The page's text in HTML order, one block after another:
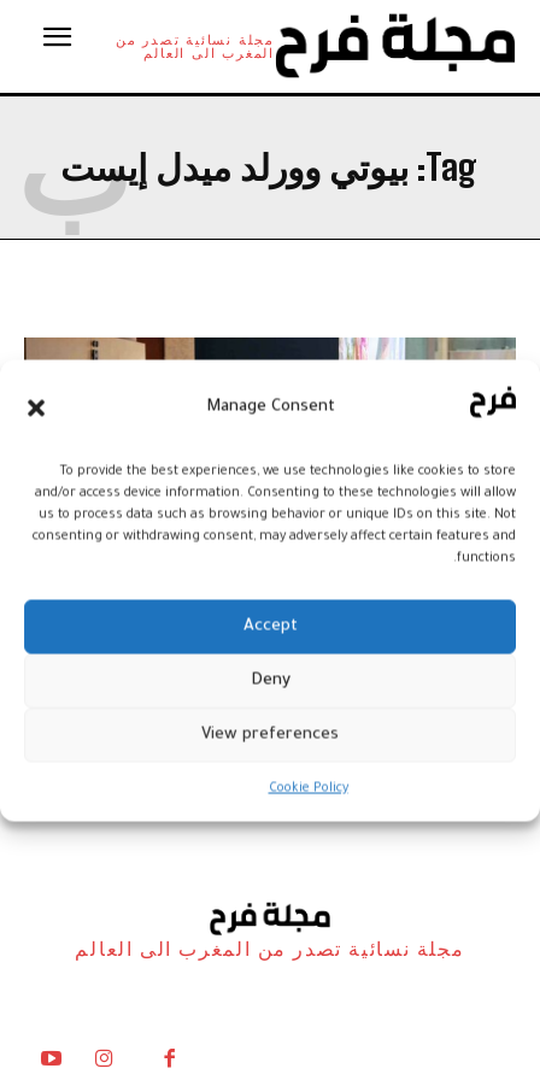
Manage Consent
To provide the best experiences, we use technologies like cookies to store
and/or access device information. Consenting to these technologies will allow
us to process data such as browsing behavior or unique IDs on this site. Not
consenting or withdrawing consent, may adversely affect certain features and
functions.
Accept
Deny
View preferences
Cookie Policy
مجلة نسائية تصدر من
المغرب الى العالم
Tag: بيوتي وورلد ميدل إيست
ب
دبي: انطلاق فعاليات “بيوتي وورلد
مجلة نسائية تصدر من المغرب الى العالم